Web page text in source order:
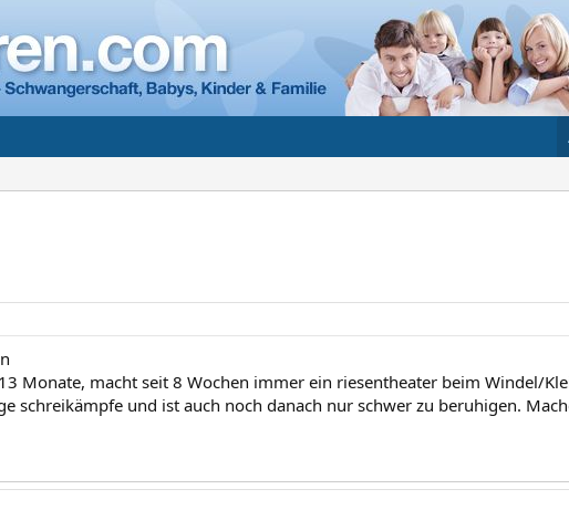
Monate, macht seit 8 Wochen immer ein riesentheater beim Windel/
schreikämpfe und ist auch noch danach nur schwer zu beruhigen.